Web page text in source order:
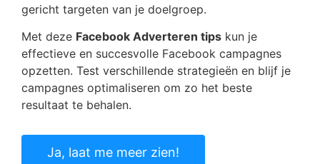
gericht targeten van je doelgroep.
Met deze Facebook Adverteren tips kun je
effectieve en succesvolle Facebook campagnes
opzetten. Test verschillende strategieën en blijf je
campagnes optimaliseren om zo het beste
resultaat te behalen.
Ja, laat me meer zien!